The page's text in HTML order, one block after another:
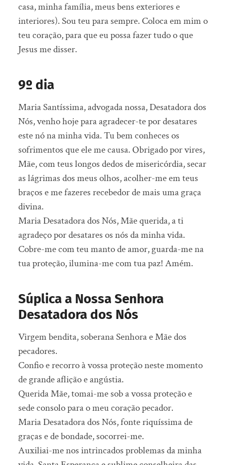
casa, minha família, meus bens exteriores e
interiores). Sou teu para sempre. Coloca em mim o
teu coração, para que eu possa fazer tudo o que
Jesus me disser.
9º dia
Maria Santíssima, advogada nossa, Desatadora dos
Nós, venho hoje para agradecer-te por desatares
este nó na minha vida. Tu bem conheces os
sofrimentos que ele me causa. Obrigado por vires,
Mãe, com teus longos dedos de misericórdia, secar
as lágrimas dos meus olhos, acolher-me em teus
braços e me fazeres recebedor de mais uma graça
divina.
Maria Desatadora dos Nós, Mãe querida, a ti
agradeço por desatares os nós da minha vida.
Cobre-me com teu manto de amor, guarda-me na
tua proteção, ilumina-me com tua paz! Amém.
Súplica a Nossa Senhora
Desatadora dos Nós
Virgem bendita, soberana Senhora e Mãe dos
pecadores.
Confio e recorro à vossa proteção neste momento
de grande aflição e angústia.
Querida Mãe, tomai-me sob a vossa proteção e
sede consolo para o meu coração pecador.
Maria Desatadora dos Nós, fonte riquíssima de
graças e de bondade, socorrei-me.
Auxiliai-me nos intrincados problemas da minha